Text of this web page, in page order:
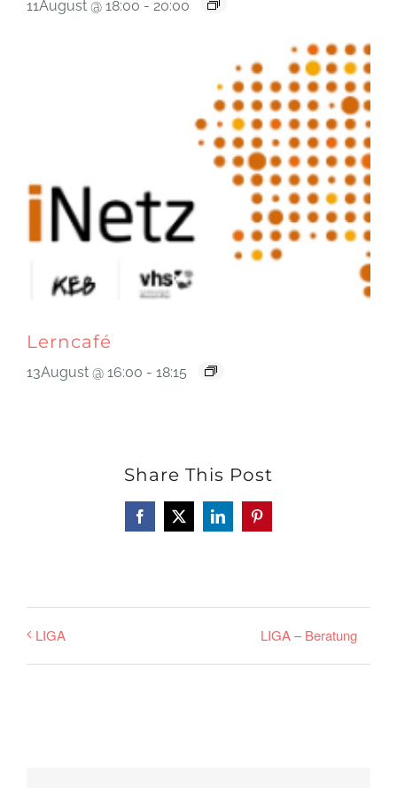
11August @ 18:00 - 20:00
Lerncafé
13August @ 16:00 - 18:15
Share This Post
Facebook
X LinkedInPinterest
LIGA LIGA – Beratung